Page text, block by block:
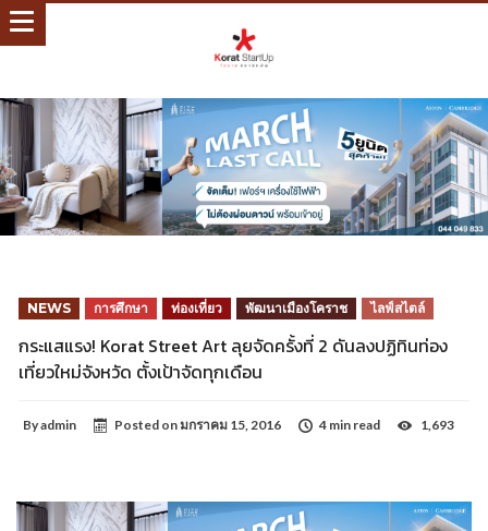
NEWS การศึกษา ท่องเที่ยว พัฒนาเมืองโคราช ไลฟ์สไตล์
กระแสแรง! Korat Street Art ลุยจัดครั้งที่ 2 ดันลงปฏิทินท่อง
เที่ยวใหม่จังหวัด ตั้งเป้าจัดทุกเดือน
Byadmin Posted onมกราคม 15, 2016 4 min read 1,693